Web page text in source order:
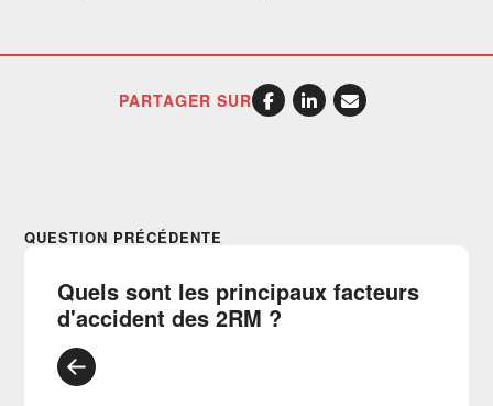
PARTAGER SUR
QUESTION PRÉCÉDENTE
Quels sont les principaux facteurs
d'accident des 2RM ?